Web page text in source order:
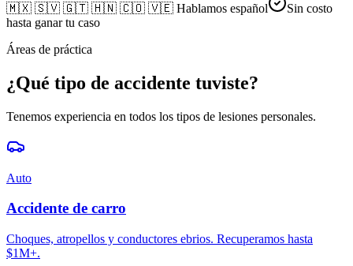
🇲🇽 🇸🇻 🇬🇹 🇭🇳 🇨🇴 🇻🇪 Hablamos español
Sin costo
hasta ganar tu caso
Áreas de práctica
¿Qué tipo de accidente tuviste?
Tenemos experiencia en todos los tipos de lesiones personales.
Auto
Accidente de carro
Choques, atropellos y conductores ebrios. Recuperamos hasta
$1M+.